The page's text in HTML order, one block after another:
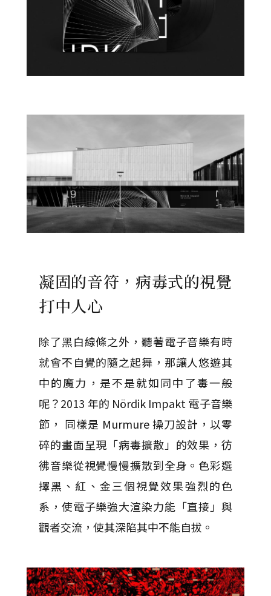
凝固的音符，病毒式的視覺
打中人心
除了黑白線條之外，聽著電子音樂有時
就會不自覺的隨之起舞，那讓人悠遊其
中的魔力，是不是就如同中了毒一般
呢？2013 年的 Nördik Impakt 電子音樂
節， 同樣是 Murmure 操刀設計，以零
碎的畫面呈現「病毒擴散」的效果，彷
彿音樂從視覺慢慢擴散到全身。色彩選
擇黑、紅、金三個視覺效果強烈的色
系，使電子樂強大渲染力能「直接」與
觀者交流，使其深陷其中不能自拔。